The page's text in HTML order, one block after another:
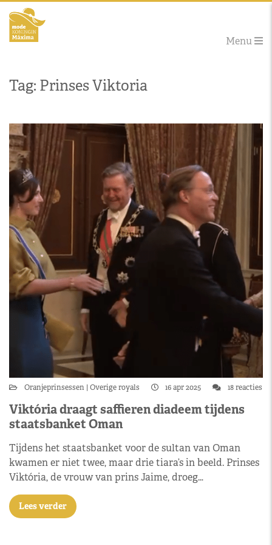
Menu
Tag: Prinses Viktoria
Oranjeprinsessen Overige royals 16 apr 2025 18 reacties
Viktória draagt saffieren diadeem tijdens
staatsbanket Oman
Tijdens het staatsbanket voor de sultan van Oman
kwamen er niet twee, maar drie tiara’s in beeld. Prinses
Viktória, de vrouw van prins Jaime, droeg…
Lees verder